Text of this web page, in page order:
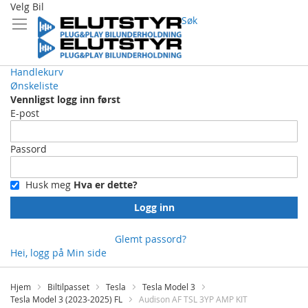
Velg Bil
Søk
Handlekurv
Ønskeliste
Vennligst logg inn først
E-post
Passord
Husk meg Hva er dette?
Logg inn
Glemt passord?
Hei, logg på Min side
Skip
Content
Hjem Biltilpasset Tesla
Tesla Model 3
Tesla Model 3 (2023-2025) FL
Audison AF TSL 3YP AMP KIT